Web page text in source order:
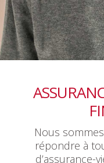
Nous
répondre à
d’assurance-